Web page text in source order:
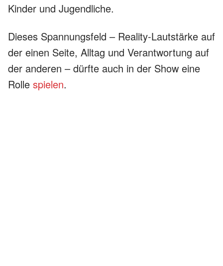
Kinder und Jugendliche.
Dieses Spannungsfeld – Reality-Lautstärke auf
der einen Seite, Alltag und Verantwortung auf
der anderen – dürfte auch in der Show eine
Rolle spielen.